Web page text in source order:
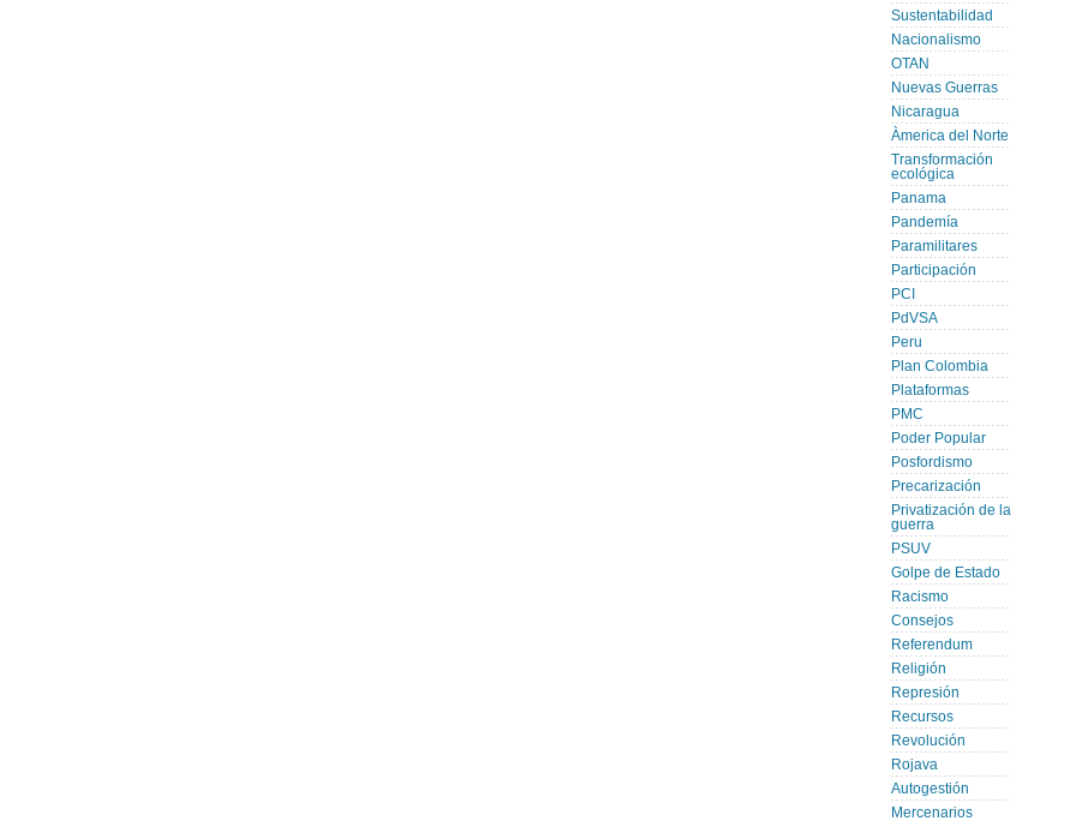
Sustentabilidad
Nacionalismo
OTAN
Nuevas Guerras
Nicaragua
Àmerica del Norte
Transformación
ecológica
Panama
Pandemía
Paramilitares
Participación
PCI
PdVSA
Peru
Plan Colombia
Plataformas
PMC
Poder Popular
Posfordismo
Precarización
Privatización de la
guerra
PSUV
Golpe de Estado
Racismo
Consejos
Referendum
Religión
Represión
Recursos
Revolución
Rojava
Autogestión
Mercenarios